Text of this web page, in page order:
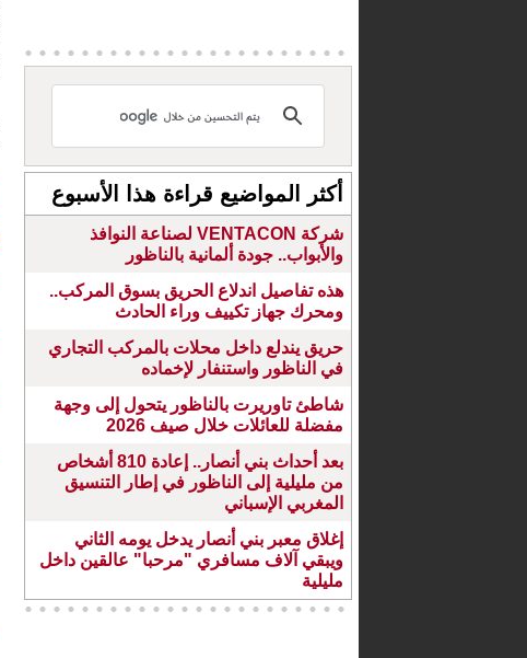
أكثر المواضيع قراءة هذا الأسبوع
شركة VENTACON لصناعة النوافذ
والأبواب.. جودة ألمانية بالناظور
هذه تفاصيل اندلاع الحريق بسوق المركب..
ومحرك جهاز تكييف وراء الحادث
حريق يندلع داخل محلات بالمركب التجاري
في الناظور واستنفار لإخماده
شاطئ تاوريرت بالناظور يتحول إلى وجهة
مفضلة للعائلات خلال صيف 2026
بعد أحداث بني أنصار.. إعادة 810 أشخاص
من مليلية إلى الناظور في إطار التنسيق
المغربي الإسباني
إغلاق معبر بني أنصار يدخل يومه الثاني
ويبقي آلاف مسافري "مرحبا" عالقين داخل
مليلية